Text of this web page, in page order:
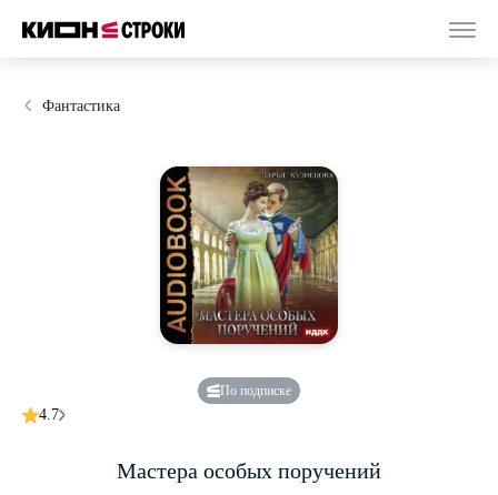
Фантастика
По подписке
4.7
Мастера особых поручений